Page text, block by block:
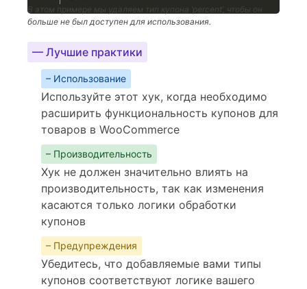
В этом примере мы удаляем тип купона ‘percent’, чтобы он
больше не был доступен для использования.
— Лучшие практики
– Использование
Используйте этот хук, когда необходимо
расширить функциональность купонов для
товаров в WooCommerce
– Производительность
Хук не должен значительно влиять на
производительность, так как изменения
касаются только логики обработки
купонов
– Предупреждения
Убедитесь, что добавляемые вами типы
купонов соответствуют логике вашего